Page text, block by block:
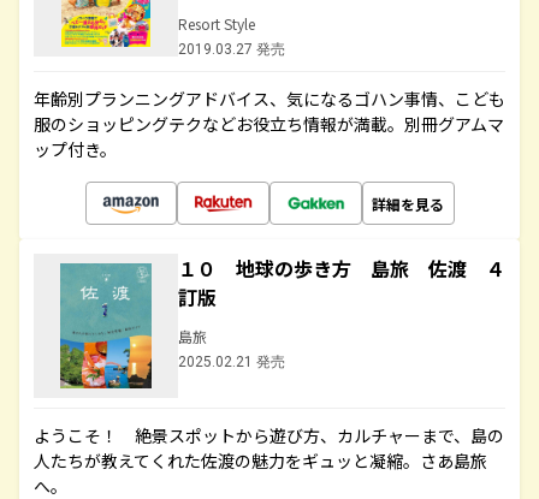
Resort Style
2019.03.27 発売
年齢別プランニングアドバイス、気になるゴハン事情、こども
服のショッピングテクなどお役立ち情報が満載。別冊グアムマ
ップ付き。
詳細を見る
１０ 地球の歩き方 島旅 佐渡 ４
訂版
島旅
2025.02.21 発売
ようこそ！ 絶景スポットから遊び方、カルチャーまで、島の
人たちが教えてくれた佐渡の魅力をギュッと凝縮。さあ島旅
へ。